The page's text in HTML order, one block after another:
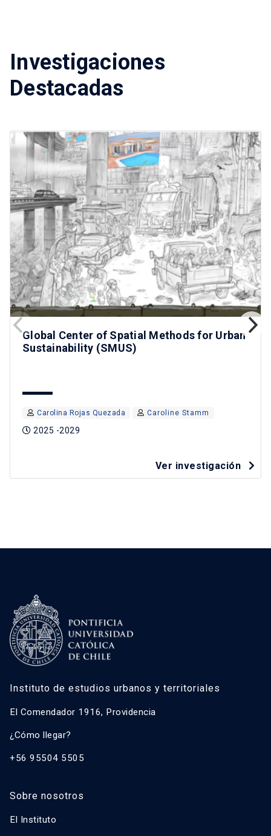
Investigaciones
Destacadas
Global Center of Spatial Methods for Urban
Sustainability (SMUS)
Carolina Rojas Quezada Caroline Stamm
2025 -2029
Ver investigación
Instituto de estudios urbanos y territoriales
El Comendador 1916, Providencia
¿Cómo llegar?
+56 95504 5505
Sobre nosotros
El Instituto